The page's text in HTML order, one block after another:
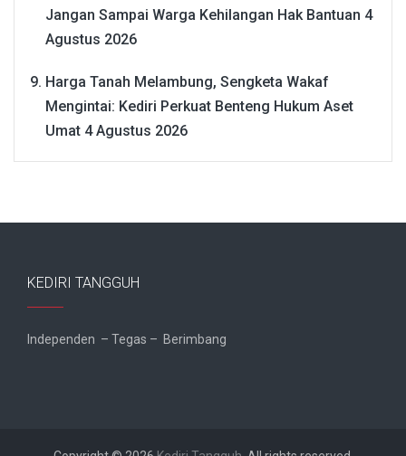
Jangan Sampai Warga Kehilangan Hak Bantuan 4
Agustus 2026
Harga Tanah Melambung, Sengketa Wakaf
Mengintai: Kediri Perkuat Benteng Hukum Aset
Umat 4 Agustus 2026
KEDIRI TANGGUH
Independen – Tegas – Berimbang